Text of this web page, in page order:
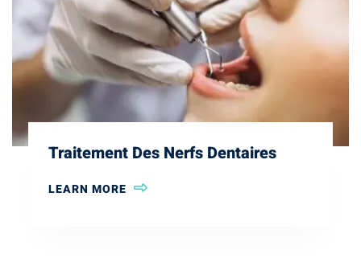
Traitement Des Nerfs Dentaires
LEARN MORE